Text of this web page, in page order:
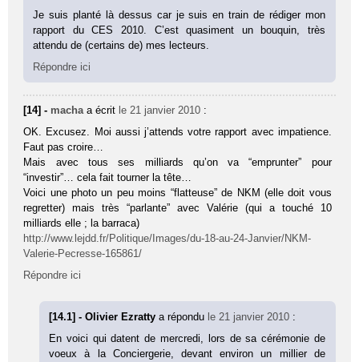
Je suis planté là dessus car je suis en train de rédiger mon
rapport du CES 2010. C’est quasiment un bouquin, très
attendu de (certains de) mes lecteurs.
Répondre ici
[14] - macha a écrit le 21 janvier 2010 :
OK. Excusez. Moi aussi j’attends votre rapport avec impatience.
Faut pas croire…
Mais avec tous ses milliards qu’on va “emprunter” pour
“investir”… cela fait tourner la tête…
Voici une photo un peu moins “flatteuse” de NKM (elle doit vous
regretter) mais très “parlante” avec Valérie (qui a touché 10
milliards elle ; la barraca)
http://www.lejdd.fr/Politique/Images/du-18-au-24-Janvier/NKM-
Valerie-Pecresse-165861/
Répondre ici
[14.1] - Olivier Ezrattya répondu le 21 janvier 2010 :
En voici qui datent de mercredi, lors de sa cérémonie de
voeux à la Conciergerie, devant environ un millier de